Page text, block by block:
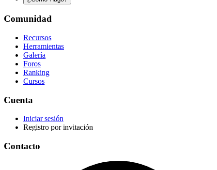
Comunidad
Recursos
Herramientas
Galería
Foros
Ranking
Cursos
Cuenta
Iniciar sesión
Registro por invitación
Contacto